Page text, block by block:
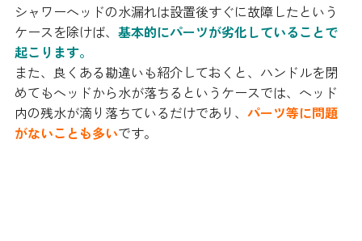
シャワーヘッドの水漏れは設置後すぐに故障したという
ケースを除けば、 基本的にパーツが劣化していることで
起こります。
また、良くある勘違いも紹介しておくと、ハンドルを閉
めてもヘッドから水が落ちるというケースでは、ヘッド
内の残水が滴り落ちているだけであり、 パーツ等に問題
がないことも多いです。